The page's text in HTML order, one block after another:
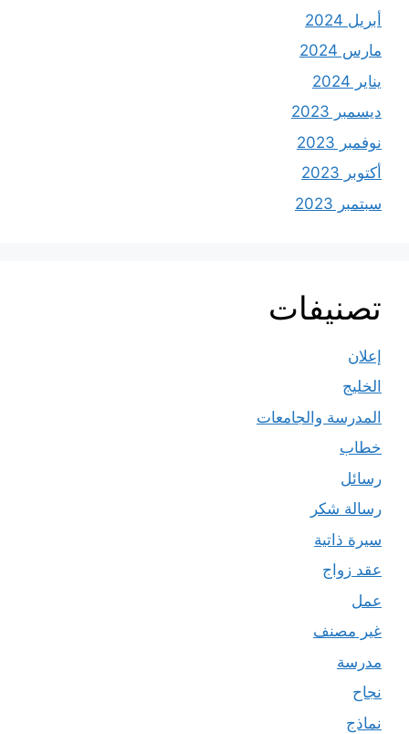
أبريل 2024
مارس 2024
يناير 2024
ديسمبر 2023
نوفمبر 2023
أكتوبر 2023
سبتمبر 2023
تصنيفات
إعلان
الخليج
المدرسة والجامعات
خطاب
رسائل
رسالة شكر
سيرة ذاتية
عقد زواج
عمل
غير مصنف
مدرسة
نجاح
نماذج